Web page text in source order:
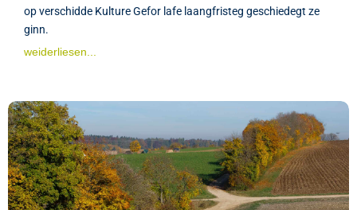
op verschidde Kulture Gefor lafe laangfristeg geschiedegt ze
ginn.
weiderliesen...